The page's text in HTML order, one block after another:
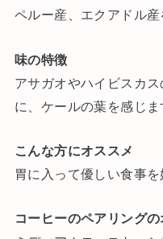
ペルー産、エクアドル
味の特徴
アサガオやハイビスカ
に、ケールの葉を感じま
こんな方にオススメ
胃に入って優しい食事
コーヒーのペアリングの